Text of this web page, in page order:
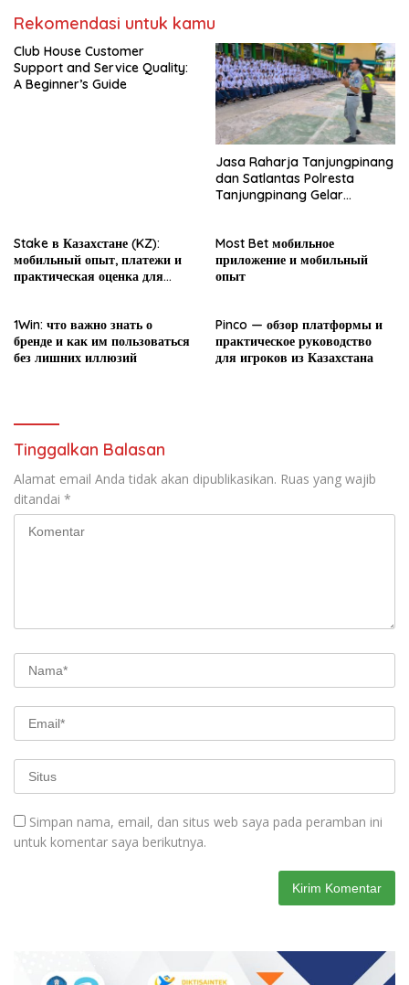
Rekomendasi untuk kamu
Club House Customer
Support and Service Quality:
A Beginner’s Guide
Jasa Raharja Tanjungpinang
dan Satlantas Polresta
Tanjungpinang Gelar
Stake в Казахстане (KZ):
мобильный опыт, платежи и
практическая оценка для
Most Bet мобильное
приложение и мобильный
опыт
1Win: что важно знать о
бренде и как им пользоваться
без лишних иллюзий
Pinco — обзор платформы и
практическое руководство
для игроков из Казахстана
Tinggalkan Balasan
Alamat email Anda tidak akan dipublikasikan. Ruas yang wajib
ditandai *
Simpan nama, email, dan situs web saya pada peramban ini
untuk komentar saya berikutnya.